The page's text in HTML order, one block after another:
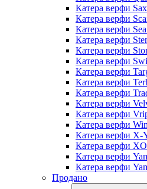
Катера верфи
Катера верфи
Катера верфи
Катера верфи
Катера верфи
Катера верфи
Катера верфи
Катера верфи
Катера верфи
Катера верфи
Катера верфи
Катера верфи
Катера верфи X-
Катера верфи XO
Катера верфи
Катера верфи
Продано